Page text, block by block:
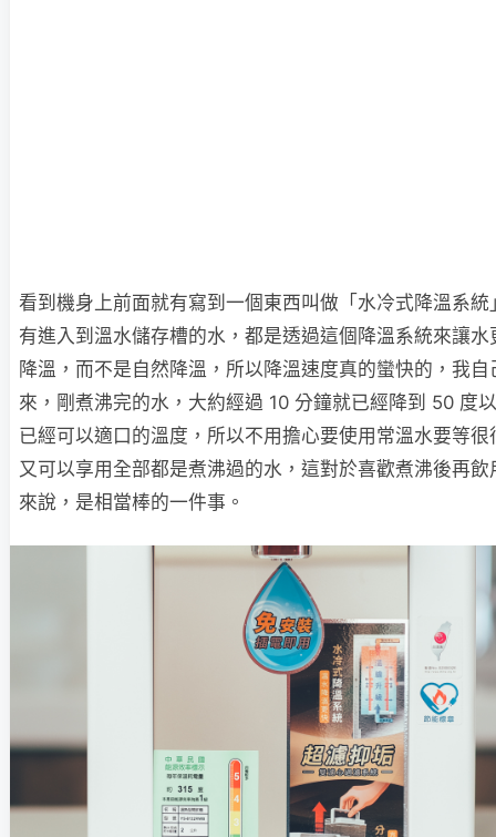
看到機身上前面就有寫到一個東西叫做「水冷式降溫系統
有進入到溫水儲存槽的水，都是透過這個降溫系統來讓水
降溫，而不是自然降溫，所以降溫速度真的蠻快的，我自
來，剛煮沸完的水，大約經過 10 分鐘就已經降到 50 度
已經可以適口的溫度，所以不用擔心要使用常溫水要等很
又可以享用全部都是煮沸過的水，這對於喜歡煮沸後再飲
來說，是相當棒的一件事。